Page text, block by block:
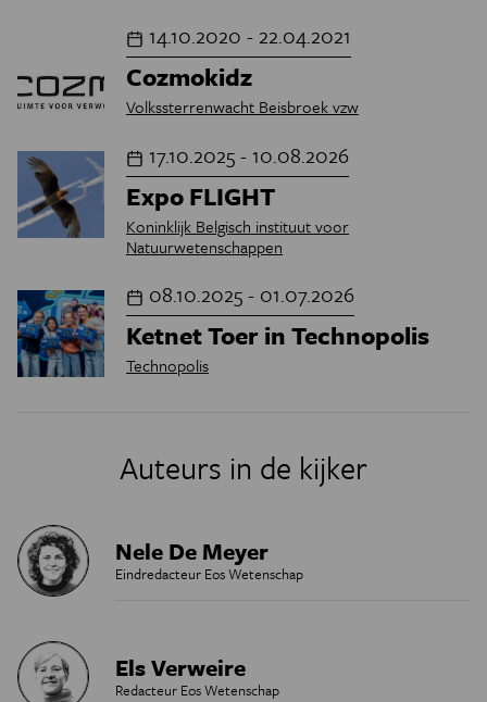
14.10.2020 - 22.04.2021
Cozmokidz
Volkssterrenwacht Beisbroek vzw
17.10.2025 - 10.08.2026
Expo FLIGHT
Koninklijk Belgisch instituut voor
Natuurwetenschappen
08.10.2025 - 01.07.2026
Ketnet Toer in Technopolis
Technopolis
Auteurs in de kijker
Nele De Meyer
Eindredacteur Eos Wetenschap
Els Verweire
Redacteur Eos Wetenschap